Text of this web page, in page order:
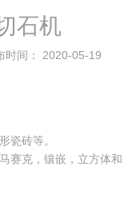
石机
间： 2020-05-19
瓷砖等。
赛克，镶嵌，立方体和